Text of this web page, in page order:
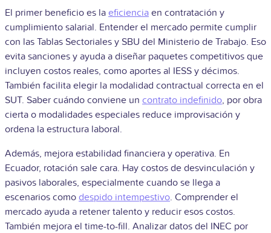
El primer beneficio es la eficiencia en contratación y
cumplimiento salarial. Entender el mercado permite cumplir
con las Tablas Sectoriales y SBU del Ministerio de Trabajo. Eso
evita sanciones y ayuda a diseñar paquetes competitivos que
incluyen costos reales, como aportes al IESS y décimos.
También facilita elegir la modalidad contractual correcta en el
SUT. Saber cuándo conviene un contrato indefinido, por obra
cierta o modalidades especiales reduce improvisación y
ordena la estructura laboral.
Además, mejora estabilidad financiera y operativa. En
Ecuador, rotación sale cara. Hay costos de desvinculación y
pasivos laborales, especialmente cuando se llega a
escenarios como despido intempestivo. Comprender el
mercado ayuda a retener talento y reducir esos costos.
También mejora el time-to-fill. Analizar datos del INEC por